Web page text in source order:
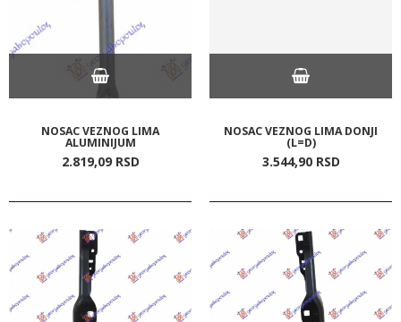
NOSAC VEZNOG LIMA
ALUMINIJUM
2.819,09 RSD
NOSAC VEZNOG LIMA DONJI
(L=D)
3.544,90 RSD